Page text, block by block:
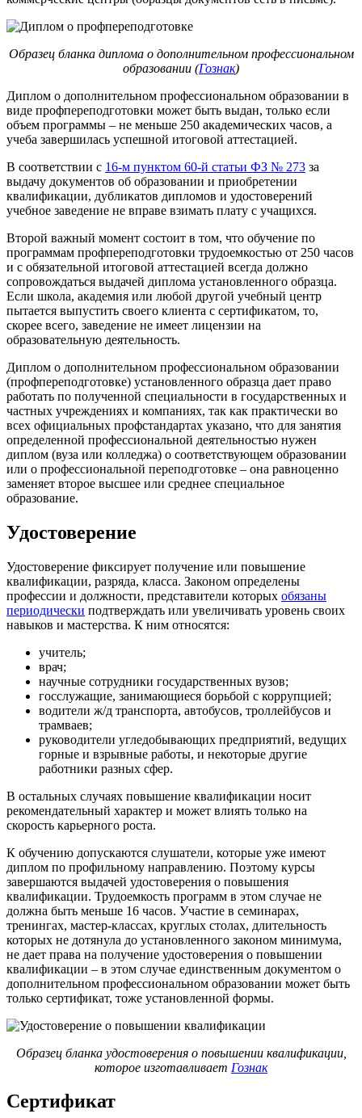
Образец бланка диплома о дополнительном профессиональном
образовании (Гознак)
Диплом о дополнительном профессиональном образовании в
виде профпереподготовки может быть выдан, только если
объем программы – не меньше 250 академических часов, а
учеба завершилась успешной итоговой аттестацией.
В соответствии с 16-м пунктом 60-й статьи ФЗ № 273 за
выдачу документов об образовании и приобретении
квалификации, дубликатов дипломов и удостоверений
учебное заведение не вправе взимать плату с учащихся.
Второй важный момент состоит в том, что обучение по
программам профпереподготовки трудоемкостью от 250 часов
и с обязательной итоговой аттестацией всегда должно
сопровождаться выдачей диплома установленного образца.
Если школа, академия или любой другой учебный центр
пытается выпустить своего клиента с сертификатом, то,
скорее всего, заведение не имеет лицензии на
образовательную деятельность.
Диплом о дополнительном профессиональном образовании
(профпереподготовке) установленного образца дает право
работать по полученной специальности в государственных и
частных учреждениях и компаниях, так как практически во
всех официальных профстандартах указано, что для занятия
определенной профессиональной деятельностью нужен
диплом (вуза или колледжа) о соответствующем образовании
или о профессиональной переподготовке – она равноценно
заменяет второе высшее или среднее специальное
образование.
Удостоверение
Удостоверение фиксирует получение или повышение
квалификации, разряда, класса. Законом определены
профессии и должности, представители которых обязаны
периодически подтверждать или увеличивать уровень своих
навыков и мастерства. К ним относятся:
учитель;
врач;
научные сотрудники государственных вузов;
госслужащие, занимающиеся борьбой с коррупцией;
водители ж/д транспорта, автобусов, троллейбусов и
трамваев;
руководители угледобывающих предприятий, ведущих
горные и взрывные работы, и некоторые другие
работники разных сфер.
В остальных случаях повышение квалификации носит
рекомендательный характер и может влиять только на
скорость карьерного роста.
К обучению допускаются слушатели, которые уже имеют
диплом по профильному направлению. Поэтому курсы
завершаются выдачей удостоверения о повышения
квалификации. Трудоемкость программ в этом случае не
должна быть меньше 16 часов. Участие в семинарах,
тренингах, мастер-классах, круглых столах, длительность
которых не дотянула до установленного законом минимума,
не дает права на получение удостоверения о повышении
квалификации – в этом случае единственным документом о
дополнительном профессиональном образовании может быть
только сертификат, тоже установленной формы.
Образец бланка удостоверения о повышении квалификации,
которое изготавливает Гознак
Сертификат